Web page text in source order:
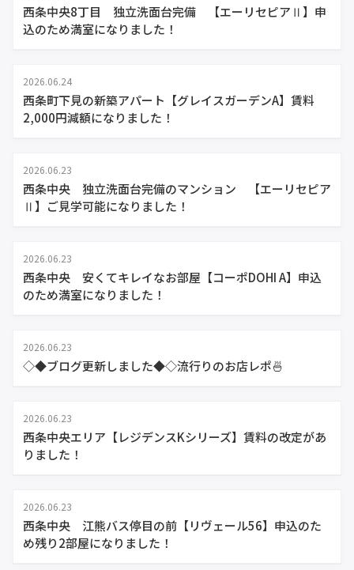
西条中央8丁目 独立洗面台完備 【エーリセピアⅡ】申
込のため満室になりました！
2026.06.24
西条町下見の新築アパート【グレイスガーデンA】賃料
2,000円減額になりました！
2026.06.23
西条中央 独立洗面台完備のマンション 【エーリセピア
Ⅱ】ご見学可能になりました！
2026.06.23
西条中央 安くてキレイなお部屋【コーポDOHI A】申込
のため満室になりました！
2026.06.23
◇◆ブログ更新しました◆◇流行りのお店レポ🍜
2026.06.23
西条中央エリア【レジデンスKシリーズ】賃料の改定があ
りました！
2026.06.23
西条中央 江熊バス停目の前【リヴェール56】申込のた
め残り2部屋になりました！